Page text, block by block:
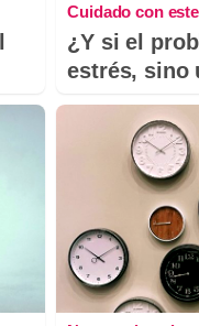
Cuidado con
¿Y si el
estrés, sino